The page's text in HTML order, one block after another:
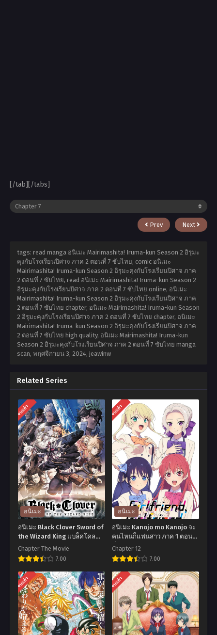
[/tab][/tabs]
Prev Next
tags: read manga อนิเมะ Mairimashita! Iruma-kun Season 2 อิรุมะ
คุงกับโรงเรียนปิศาจ ภาค 2 ตอนที่ 7 ซับไทย, comic อนิเมะ
Mairimashita! Iruma-kun Season 2 อิรุมะคุงกับโรงเรียนปิศาจ ภาค
2 ตอนที่ 7 ซับไทย, read อนิเมะ Mairimashita! Iruma-kun Season 2
อิรุมะคุงกับโรงเรียนปิศาจ ภาค 2 ตอนที่ 7 ซับไทย online, อนิเมะ
Mairimashita! Iruma-kun Season 2 อิรุมะคุงกับโรงเรียนปิศาจ ภาค
2 ตอนที่ 7 ซับไทย chapter, อนิเมะ Mairimashita! Iruma-kun Season
2 อิรุมะคุงกับโรงเรียนปิศาจ ภาค 2 ตอนที่ 7 ซับไทย chapter, อนิเมะ
Mairimashita! Iruma-kun Season 2 อิรุมะคุงกับโรงเรียนปิศาจ ภาค
2 ตอนที่ 7 ซับไทย high quality, อนิเมะ Mairimashita! Iruma-kun
Season 2 อิรุมะคุงกับโรงเรียนปิศาจ ภาค 2 ตอนที่ 7 ซับไทย manga
scan, พฤศจิกายน 3, 2024, jeawinw
Related Series
จบแล้ว
อนิเมะ
อนิเมะ Black Clover Sword of
the Wizard King แบล็คโคล
เวอร์ ดาบแห่งจักรพรรดิ
เวทมนตร์ เดอะมูฟวี่ พากย์
ไทย+ซับไทย
Chapter The Movie
7.00
อ
นิ
เมะ
Black
Clover
จบแล้ว
อนิเมะ
อนิเมะ Kanojo mo Kanojo จะ
คนไหนก็แฟนสาว ภาค 1 ตอน
ที่1-12 ซับไทย
Chapter 12
7.00
อ
นิ
เมะ
Kanojo
mo
จบแล้ว จบแล้ว